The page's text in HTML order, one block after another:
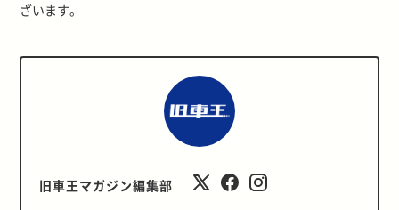
ざいます。
旧車王マガジン編集部